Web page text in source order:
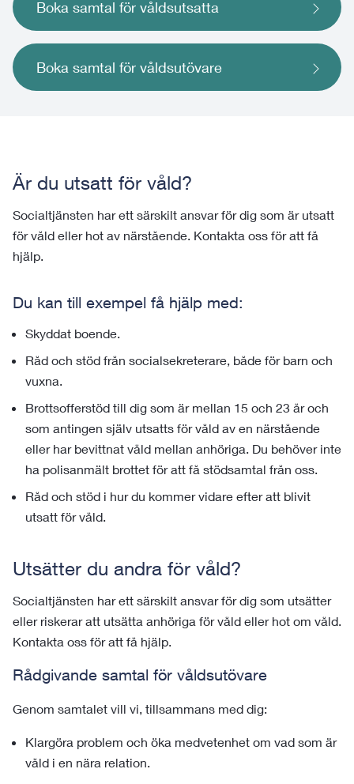
Boka samtal för våldsutsatta
Boka samtal för våldsutövare
Är du utsatt för våld?
Socialtjänsten har ett särskilt ansvar för dig som är utsatt
för våld eller hot av närstående. Kontakta oss för att få
hjälp.
Du kan till exempel få hjälp med:
Skyddat boende.
Råd och stöd från socialsekreterare, både för barn och
vuxna.
Brottsofferstöd till dig som är mellan 15 och 23 år och
som antingen själv utsatts för våld av en närstående
eller har bevittnat våld mellan anhöriga. Du behöver inte
ha polisanmält brottet för att få stödsamtal från oss.
Råd och stöd i hur du kommer vidare efter att blivit
utsatt för våld.
Utsätter du andra för våld?
Socialtjänsten har ett särskilt ansvar för dig som utsätter
eller riskerar att utsätta anhöriga för våld eller hot om våld.
Kontakta oss för att få hjälp.
Rådgivande samtal för våldsutövare
Genom samtalet vill vi, tillsammans med dig:
Klargöra problem och öka medvetenhet om vad som är
våld i en nära relation.